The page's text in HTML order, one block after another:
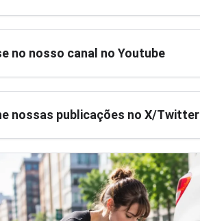
no nosso canal no Youtube
nossas publicações no X/Twitter